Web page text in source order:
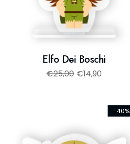
Elfo Dei Boschi
€25,00 €14,90
-40%